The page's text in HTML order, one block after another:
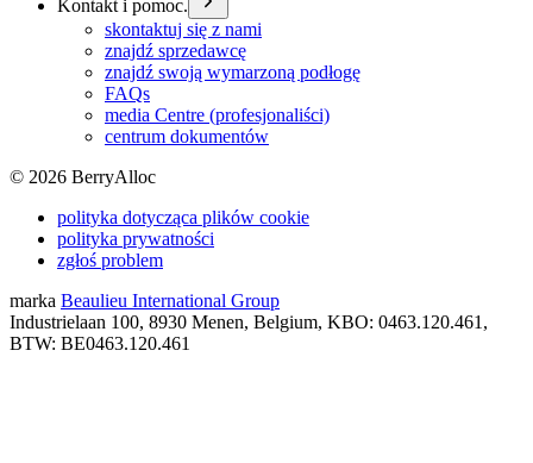
Kontakt i pomoc.
skontaktuj się z nami
znajdź sprzedawcę
znajdź swoją wymarzoną podłogę
FAQs
media Centre (profesjonaliści)
centrum dokumentów
© 2026 BerryAlloc
polityka dotycząca plików cookie
polityka prywatności
zgłoś problem
marka Beaulieu International Group
Industrielaan 100, 8930 Menen, Belgium, KBO: 0463.120.461,
BTW: BE0463.120.461